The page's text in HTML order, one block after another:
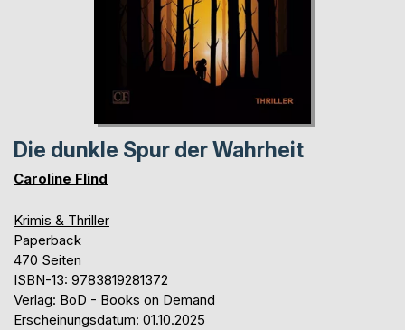
Die dunkle Spur der Wahrheit
Caroline Flind
Krimis & Thriller
Paperback
470 Seiten
ISBN-13: 9783819281372
Verlag: BoD - Books on Demand
Erscheinungsdatum: 01.10.2025